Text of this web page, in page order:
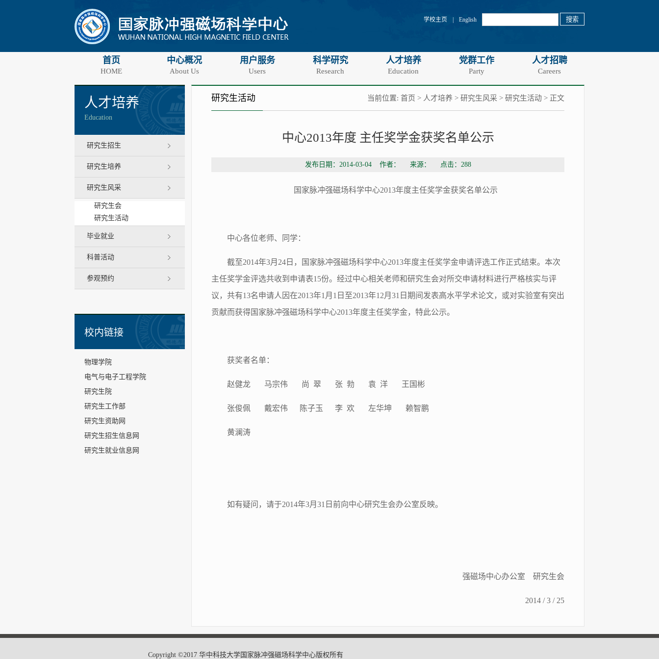
学校主页 English
首页
HOME
中心概况
About Us
用户服务
Users
科学研究
Research
人才培养
Education
党群工作
Party
人才招聘
Careers
人才培养
Education
研究生招生
研究生培养
研究生风采
研究生会
研究生活动
毕业就业
科普活动
参观预约
校内链接
物理学院
电气与电子工程学院
研究生院
研究生工作部
研究生资助网
研究生招生信息网
研究生就业信息网
研究生活动 当前位置: 首页 > 人才培养 > 研究生风采 > 研究生活动 > 正文
中心2013年度 主任奖学金获奖名单公示
发布日期：2014-03-04 作者： 来源： 点击： 288
国家脉冲强磁场科学中心2013年度主任奖学金获奖名单公示
中心各位老师、同学：
截至2014年3月24日，国家脉冲强磁场科学中心2013年度主任奖学金申请评选工作正式结束。本次
主任奖学金评选共收到申请表15份。经过中心相关老师和研究生会对所交申请材料进行严格核实与评
议，共有13名申请人因在2013年1月1日至2013年12月31日期间发表高水平学术论文，或对实验室有突出
贡献而获得国家脉冲强磁场科学中心2013年度主任奖学金，特此公示。
获奖者名单：
赵健龙 马宗伟 尚 翠 张 勃 袁 洋 王国彬
张俊佩 戴宏伟 陈子玉 李 欢 左华坤 赖智鹏
黄澜涛
如有疑问，请于2014年3月31日前向中心研究生会办公室反映。
强磁场中心办公室 研究生会
2014 / 3 / 25
Copyright ©2017 华中科技大学国家脉冲强磁场科学中心版权所有